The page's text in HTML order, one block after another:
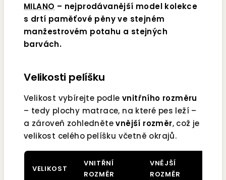
MILANO – nejprodávanější model kolekce
s drtí paměťové pěny ve stejném
manžestrovém potahu a stejných
barvách.
Velikosti pelíšku
Velikost vybírejte podle vnitřního rozměru
– tedy plochy matrace, na které pes leží –
a zároveň zohlednětevnější rozměr, což je
velikost celého pelíšku včetně okrajů.
VELIKOST
VNITŘNÍ
ROZMĚR
VNĚJŠÍ
ROZMĚR